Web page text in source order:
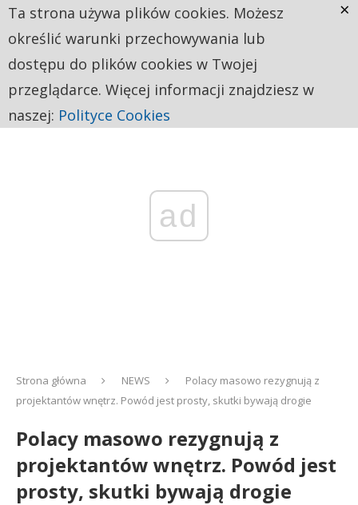
ad
Strona główna NEWS
Polacy masowo rezygnują z
projektantów wnętrz. Powód jest prosty, skutki bywają drogie
Polacy masowo rezygnują z
projektantów wnętrz. Powód jest
prosty, skutki bywają drogie
Ta strona używa plików cookies. Możesz
określić warunki przechowywania lub
dostępu do plików cookies w Twojej
przeglądarce. Więcej informacji znajdziesz w
naszej: Polityce Cookies
×